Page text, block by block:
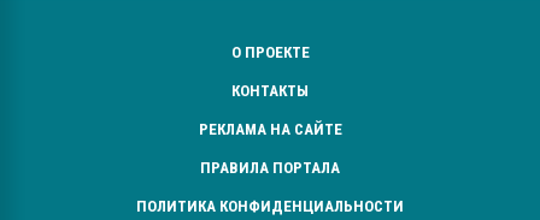
О ПРОЕКТЕ
КОНТАКТЫ
РЕКЛАМА НА САЙТЕ
ПРАВИЛА ПОРТАЛА
ПОЛИТИКА КОНФИДЕНЦИАЛЬНОСТИ